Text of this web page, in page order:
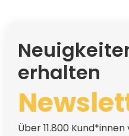
erhalten
Über 11.800